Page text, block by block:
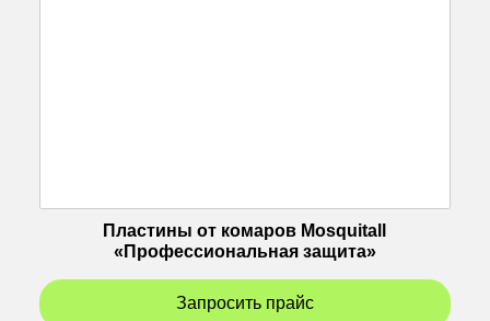
Пластины от комаров Mosquitall
«Профессиональная защита»
Запросить прайс